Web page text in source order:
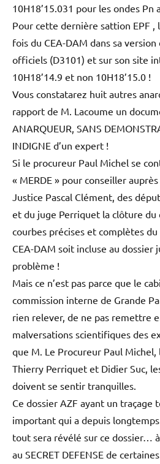
10H18’15.031 pour les ondes Pn
Pour cette dernière sattion EPF ,
fois du CEA-DAM dans sa
officiels (D3101) et sur son site
10H18’14.9 et non 10H18’15.0 !
Vous constatarez huit autres
rapport de M. Lacoume un
ANARQUEUR, SANS
INDIGNE d’un expert !
Si le procureur Paul Michel se
« MERDE » pour conseiller
Justice Pascal Clément, des
et du juge Perriquet la clôture du
courbes précises et complètes
CEA-DAM soit incluse au dossier
problème !
Mais ce n’est pas parce que le
commission interne de Grande
rien relever, de ne pas remettre
malversations scientifiques des
que M. Le Procureur Paul Michel,
Thierry Perriquet et Didier Suc,
doivent se sentir tranquilles.
Ce dossier AZF ayant un traçage
important qui a depuis
tout sera révélé sur ce dossier…
au SECRET DEFENSE de